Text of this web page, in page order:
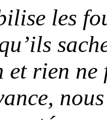
les
et rien